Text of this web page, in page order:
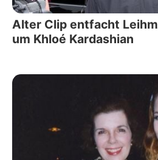
Alter Clip entfacht
um Khloé Kardashian